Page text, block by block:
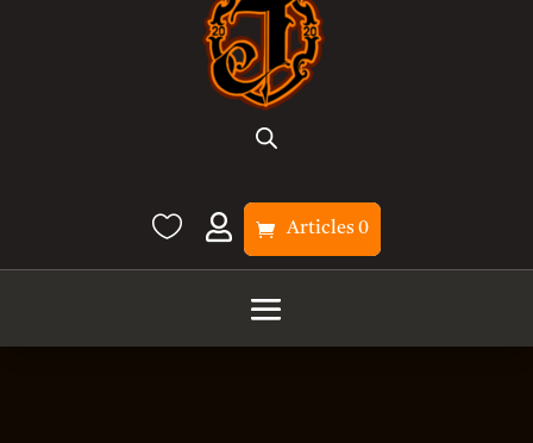
  Articles 0